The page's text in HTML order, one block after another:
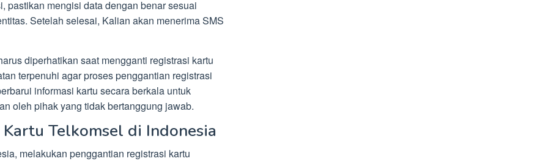
pastikan mengisi data dengan benar sesuai
Setelah selesai, Kalian akan menerima SMS
diperhatikan saat mengganti registrasi kartu
terpenuhi agar proses penggantian registrasi
informasi kartu secara berkala untuk
oleh pihak yang tidak bertanggung jawab.
Telkomsel di Indonesia
melakukan penggantian registrasi kartu